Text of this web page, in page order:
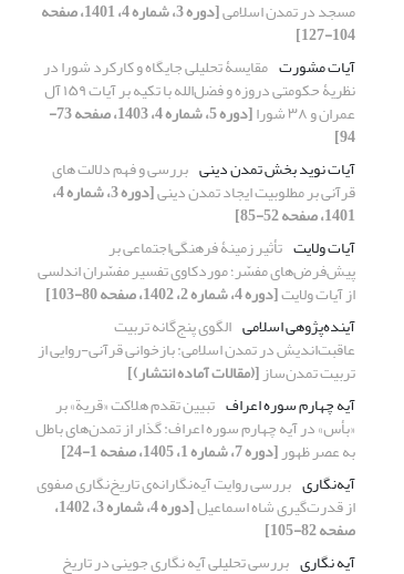
مسجد در تمدن اسلامی [دوره 3، شماره 4، 1401، صفحه
104-127]
آیات مشورت مقایسۀ تحلیلی جایگاه و کارکرد شورا در
نظریۀ حکومتی دروزه و فضل‌الله با تکیه بر آیات ۱۵۹ آل
عمران و ۳۸ شورا [دوره 5، شماره 4، 1403، صفحه 73-
94]
آیات نوید بخش تمدن دینی بررسی و فهم دلالت های
قرآنی بر مطلوبیت ایجاد تمدن دینی [دوره 3، شماره 4،
1401، صفحه 52-85]
آیات ولایت تأثیر زمینۀ فرهنگی‌اجتماعی بر
پیش‌فرض‌های مفسّر؛ موردکاوی تفسیر مفسّران اندلسی
از آیات ولایت[دوره 4، شماره 2، 1402، صفحه 80-103]
آینده‌پژوهی اسلامی الگوی پنج‌گانه تربیت
عاقبت‌اندیش در تمدن اسلامی: بازخوانی قرآنی-روایی از
تربیت تمدن‌ساز[(مقالات آماده انتشار)]
آیه چهارم سوره اعراف تبیین تقدم هلاکت «قریة» بر
«بأس» در آیه چهارم سوره اعراف: گذار از تمدن‌های باطل
به عصر ظهور[دوره 7، شماره 1، 1405، صفحه 1-24]
آیه‌نگاری بررسی روایت آیه‌نگارانه‌ی تاریخ‌نگاری صفوی
از قدرت‌گیری شاه اسماعیل [دوره 4، شماره 3، 1402،
صفحه 82-105]
آیه نگاری بررسی تحلیلی آیه نگاری جوینی در تاریخ